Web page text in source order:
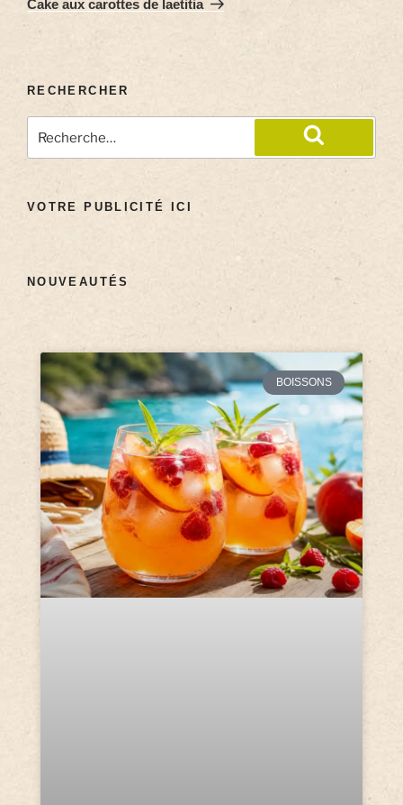
Cake aux carottes de laetitia
RECHERCHER
VOTRE PUBLICITÉ ICI
NOUVEAUTÉS
BOISSONS